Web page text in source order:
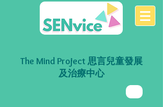
The Mind Project 思言兒童發展
及治療中心